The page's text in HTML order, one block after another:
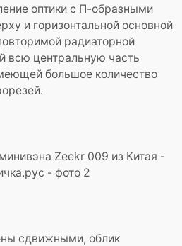
оптики с П-образными
и горизонтальной основной
радиаторной
всю центральную часть
большое количество
сдвижными, облик